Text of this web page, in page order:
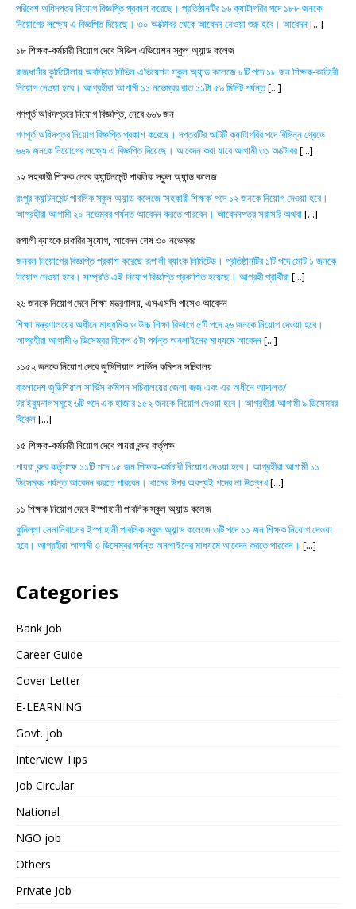
পরিবেশ অধিদপ্তর নিয়োগ বিজ্ঞপ্তি প্রকাশ করেছে। প্রতিষ্ঠানটির ১৬ ক্যাটাগরির পদে ১৮৮ জনকে
নিয়োগের লক্ষ্যে এ বিজ্ঞপ্তি দিয়েছে। ৩০ অক্টোবর থেকে আবেদন নেওয়া শুরু হবে। আবেদন[...]
১৮ শিক্ষক-কর্মচারী নিয়োগ দেবে সিভিল এভিয়েশন স্কুল অ্যান্ড কলেজ
রাজধানীর কুর্মিটোলায় অবস্থিত সিভিল এভিয়েশন স্কুল অ্যান্ড কলেজে ৮টি পদে ১৮ জন শিক্ষক-কর্মচারী
নিয়োগ দেওয়া হবে। আগ্রহীরা আগামী ১১ নভেম্বর রাত ১১টা ৫৯ মিনিট পর্যন্ত[...]
গণপূর্ত অধিদপ্তরে নিয়োগ বিজ্ঞপ্তি, নেবে ৬৬৯ জন
গণপূর্ত অধিদপ্তর নিয়োগ বিজ্ঞপ্তি প্রকাশ করেছে। দপ্তরটির আটটি ক্যাটাগরির পদে বিভিন্ন গ্রেডে
৬৬৯ জনকে নিয়োগের লক্ষ্যে এ বিজ্ঞপ্তি দিয়েছে। আবেদন করা যাবে আগামী ৩১ অক্টোবর[...]
১২ সহকারী শিক্ষক নেবে ক্যান্টনমেন্ট পাবলিক স্কুল অ্যান্ড কলেজ
রংপুর ক্যান্টনমেন্ট পাবলিক স্কুল অ্যান্ড কলেজে ‘সহকারী শিক্ষক’ পদে ১২ জনকে নিয়োগ দেওয়া হবে।
আগ্রহীরা আগামী ২০ নভেম্বর পর্যন্ত আবেদন করতে পারবেন। আবেদনপত্র সরাসরি অথবা[...]
রূপালী ব্যাংকে চাকরির সুযোগ, আবেদন শেষ ৩০ নভেম্বর
জনবল নিয়োগের বিজ্ঞপ্তি প্রকাশ করেছে রূপালী ব্যাংক লিমিটেড। প্রতিষ্ঠানটির ১টি পদে মোট ১ জনকে
নিয়োগ দেওয়া হবে। সম্প্রতি এই নিয়োগ বিজ্ঞপ্তি প্রকাশিত হয়েছে। আগ্রহী প্রার্থীরা[...]
২৬ জনকে নিয়োগ দেবে শিক্ষা মন্ত্রণালয়, এসএসসি পাসেও আবেদন
শিক্ষা মন্ত্রণালয়ের অধীনে মাধ্যমিক ও উচ্চ শিক্ষা বিভাগে ৫টি পদে ২৬ জনকে নিয়োগ দেওয়া হবে।
আগ্রহীরা আগামী ৬ ডিসেম্বর বিকেল ৫টা পর্যন্ত অনলাইনের মাধ্যমে আবেদন[...]
১১৫২ জনকে নিয়োগ দেবে জুডিশিয়াল সার্ভিস কমিশন সচিবালয়
বাংলাদেশ জুডিশিয়াল সার্ভিস কমিশন সচিবালয়ের জেলা জজ এবং এর অধীনে আদালত/
ট্রাইব্যুনালসমূহে ৬টি পদে এক হাজার ১৫২ জনকে নিয়োগ দেওয়া হবে। আগ্রহীরা আগামী ৯ ডিসেম্বর
বিকেল[...]
১৫ শিক্ষক-কর্মচারী নিয়োগ দেবে পায়রা বন্দর কর্তৃপক্ষ
পায়রা বন্দর কর্তৃপক্ষে ১১টি পদে ১৫ জন শিক্ষক-কর্মচারী নিয়োগ দেওয়া হবে। আগ্রহীরা আগামী ১১
ডিসেম্বর পর্যন্ত আবেদন করতে পারবেন। খামের উপর অবশ্যই পদের না উল্লেখ[...]
১১ শিক্ষক নিয়োগ দেবে ইস্পাহানী পাবলিক স্কুল অ্যান্ড কলেজ
কুমিল্লা সেনানিবাসের ইস্পাহানী পাবলিক স্কুল অ্যান্ড কলেজে ৩টি পদে ১১ জন শিক্ষক নিয়োগ দেওয়া
হবে। আগ্রহীরা আগামী ৩ ডিসেম্বর পর্যন্ত অনলাইনের মাধ্যমে আবেদন করতে পারবেন। [...]
Categories
Bank Job
Career Guide
Cover Letter
E-LEARNING
Govt. job
Interview Tips
Job Circular
National
NGO job
Others
Private Job